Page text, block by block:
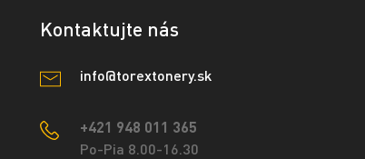
Kontaktujte nás
info@torextonery.sk
+421 948 011 365
Po-Pia 8.00-16.30